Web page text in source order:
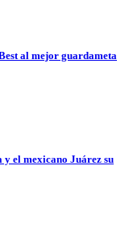
al mejor guardameta
el mexicano Juárez su